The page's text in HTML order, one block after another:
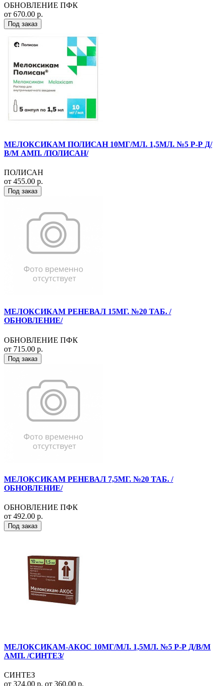
ОБНОВЛЕНИЕ ПФК
от 670.00 р.
Под заказ
МЕЛОКСИКАМ ПОЛИСАН 10МГ/МЛ. 1,5МЛ. №5 Р-Р Д/
В/М АМП. /ПОЛИСАН/
ПОЛИСАН
от 455.00 р.
Под заказ
МЕЛОКСИКАМ РЕНЕВАЛ 15МГ. №20 ТАБ. /
ОБНОВЛЕНИЕ/
ОБНОВЛЕНИЕ ПФК
от 715.00 р.
Под заказ
МЕЛОКСИКАМ РЕНЕВАЛ 7,5МГ. №20 ТАБ. /
ОБНОВЛЕНИЕ/
ОБНОВЛЕНИЕ ПФК
от 492.00 р.
Под заказ
МЕЛОКСИКАМ-АКОС 10МГ/МЛ. 1,5МЛ. №5 Р-Р Д/В/М
АМП. /СИНТЕЗ/
СИНТЕЗ
от 324.00 р. от 360.00 р.